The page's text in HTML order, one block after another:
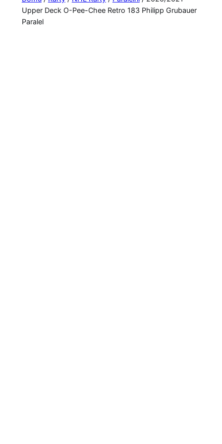
Upper Deck O-Pee-Chee Retro 183 Philipp Grubauer
Paralel